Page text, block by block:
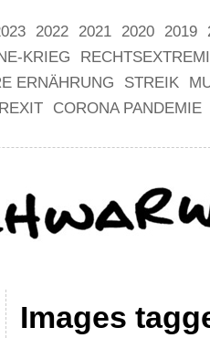
2022 2021 2020 2019
KRIEG
ERNÄHRUNG STREIK
CORONA PANDEMIE
Images